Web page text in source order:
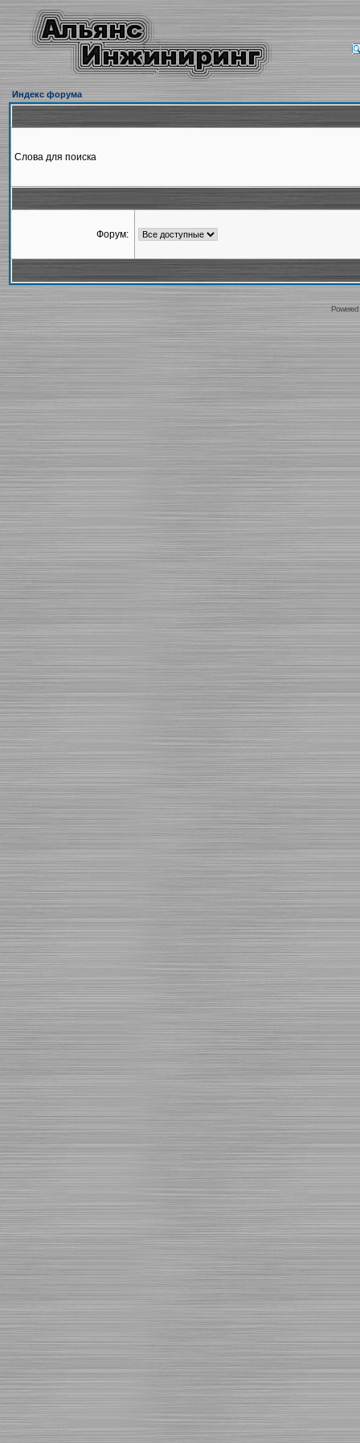
Индекс форума
Слова для поиска
Форум: